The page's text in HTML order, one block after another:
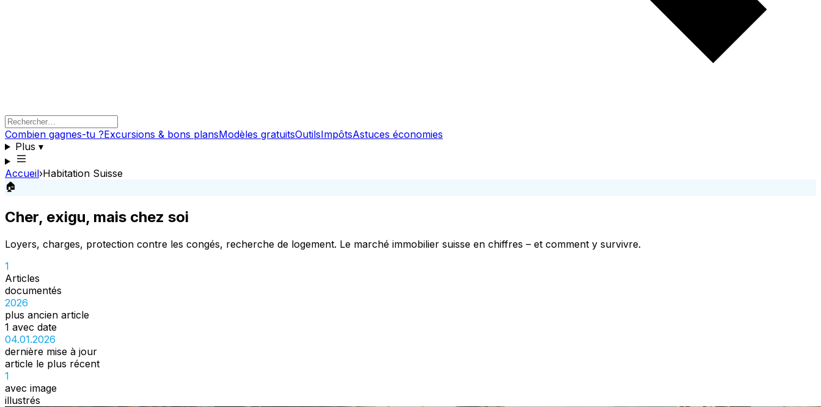
Combien gagnes-tu ?Excursions & bons plansModèles gratuitsOutilsImpôtsAstuces économies
Plus ▾
Accueil›Habitation Suisse
🏠
Cher, exigu, mais chez soi
Loyers, charges, protection contre les congés, recherche de logement. Le marché immobilier suisse en chiffres – et comment y survivre.
1
Articles
documentés
2026
plus ancien article
1 avec date
04.01.2026
dernière mise à jour
article le plus récent
1
avec image
illustrés